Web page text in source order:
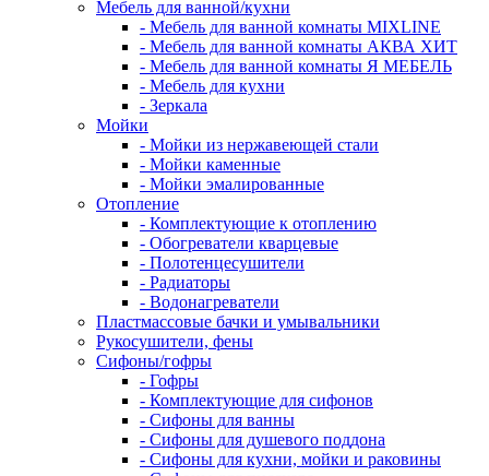
Мебель для ванной/кухни
- Мебель для ванной комнаты MIXLINE
- Мебель для ванной комнаты АКВА ХИТ
- Мебель для ванной комнаты Я МЕБЕЛЬ
- Мебель для кухни
- Зеркала
Мойки
- Мойки из нержавеющей стали
- Мойки каменные
- Мойки эмалированные
Отопление
- Комплектующие к отоплению
- Обогреватели кварцевые
- Полотенцесушители
- Радиаторы
- Водонагреватели
Пластмассовые бачки и умывальники
Рукосушители, фены
Сифоны/гофры
- Гофры
- Комплектующие для сифонов
- Сифоны для ванны
- Сифоны для душевого поддона
- Сифоны для кухни, мойки и раковины